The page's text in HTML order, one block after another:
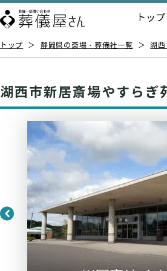
トップ
トップ ＞ 静岡県の斎場・葬儀社一覧 ＞ 湖
湖西市新居斎場やすらぎ